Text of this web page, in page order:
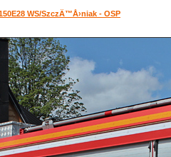
WS/SzczÄ™Å›niak - OSP